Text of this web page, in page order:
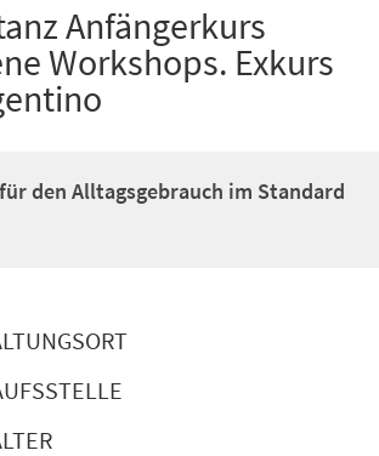
Anfängerkurs
Workshops. Exkurs
den Alltagsgebrauch im Standard